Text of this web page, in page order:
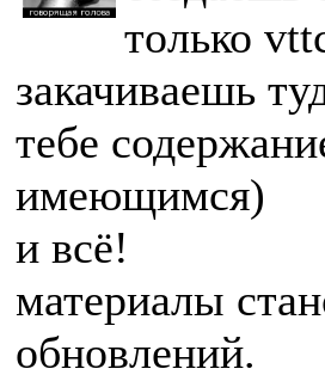
только
закачиваешь
тебе
имеющимся)
и всё!
материалы
обновлений.